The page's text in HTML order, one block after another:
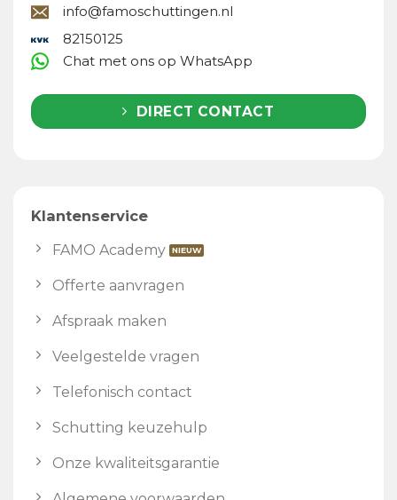
info@famoschuttingen.nl
82150125
Chat met ons op WhatsApp
DIRECT CONTACT
Klantenservice
FAMO Academy
Offerte aanvragen
Afspraak maken
Veelgestelde vragen
Telefonisch contact
Schutting keuzehulp
Onze kwaliteitsgarantie